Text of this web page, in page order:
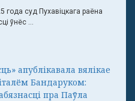
года суд Пухавіцкага раёна
ўнёс ...
апублікавала вялікае
Бандаруком:
пра Паўла